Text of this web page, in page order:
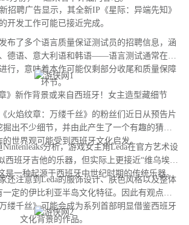
聘广告显示，其全新IP《星际：异端先知》
的开发工作可能已接近完成。
了多个语言质量保证测试员的招聘信息，涵
德语、意大利语和韩语——语言测试通常在游
行，意味着本作可能仅剩部分收尾和质量保障
环节。
新作背景或来自西班牙！女主造型藏细节
焰纹章：万缕千丝》的粉丝们近日从预告片
出不少细节，并由此产生了一个有趣的猜测
世界观可能受到西班牙文化启发。
分析，游戏女主角Leda在官方艺术设
西班牙吉他的乐器，但实际上更接近“维乌埃拉
是一种起源于西班牙中世纪时期的传统乐器。
注意到Leda的服饰设计、肤色风格以及整体
定的伊比利亚半岛文化特征。因此有观点认
缕千丝》可能会成为系列首部明显借鉴西班牙
文化背景的作品。